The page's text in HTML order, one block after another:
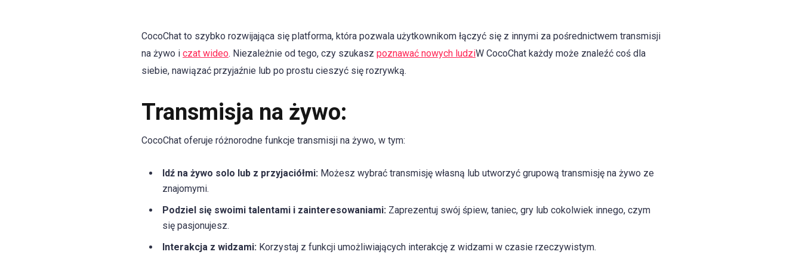
CocoChat to szybko rozwijająca się platforma, która pozwala użytkownikom łączyć się z innymi za pośrednictwem transmisji
na żywo i czat wideo. Niezależnie od tego, czy szukasz poznawać nowych ludziW CocoChat każdy może znaleźć coś dla
siebie, nawiązać przyjaźnie lub po prostu cieszyć się rozrywką.
Transmisja na żywo:
CocoChat oferuje różnorodne funkcje transmisji na żywo, w tym:
Idź na żywo solo lub z przyjaciółmi: Możesz wybrać transmisję własną lub utworzyć grupową transmisję na żywo ze
znajomymi.
Podziel się swoimi talentami i zainteresowaniami: Zaprezentuj swój śpiew, taniec, gry lub cokolwiek innego, czym
się pasjonujesz.
Interakcja z widzami: Korzystaj z funkcji umożliwiających interakcję z widzami w czasie rzeczywistym.